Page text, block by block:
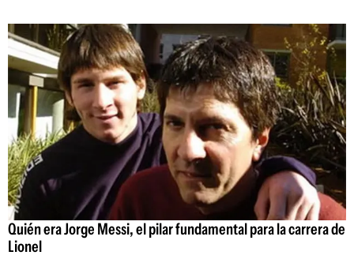
Quién era Jorge Messi, el pilar fundamental para la carrera de
Lionel